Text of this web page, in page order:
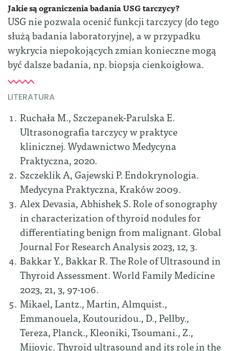
Jakie są ograniczenia badania USG tarczycy?
USG nie pozwala ocenić funkcji tarczycy (do tego
służą badania laboratoryjne), a w przypadku
wykrycia niepokojących zmian konieczne mogą
być dalsze badania, np. biopsja cienkoigłowa.
LITERATURA
Ruchała M., Szczepanek-Parulska E.
Ultrasonografia tarczycy w praktyce
klinicznej. Wydawnictwo Medycyna
Praktyczna, 2020.
Szczeklik A, Gajewski P. Endokrynologia.
Medycyna Praktyczna, Kraków 2009.
Alex Devasia, Abhishek S. Role of sonography
in characterization of thyroid nodules for
differentiating benign from malignant. Global
Journal For Research Analysis 2023, 12, 3.
Bakkar Y., Bakkar R. The Role of Ultrasound in
Thyroid Assessment. World Family Medicine
2023, 21, 3, 97-106.
Mikael, Lantz., Martin, Almquist.,
Emmanouela, Koutouridou., D., Pellby.,
Tereza, Planck., Kleoniki, Tsoumani., Z.,
Mijovic. Thyroid ultrasound and its role in the